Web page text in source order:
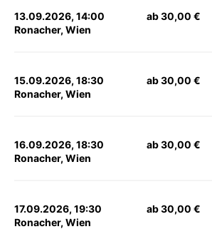
13.09.2026, 14:00
Ronacher, Wien
ab 30,00 €
15.09.2026, 18:30
Ronacher, Wien
ab 30,00 €
16.09.2026, 18:30
Ronacher, Wien
ab 30,00 €
17.09.2026, 19:30
Ronacher, Wien
ab 30,00 €